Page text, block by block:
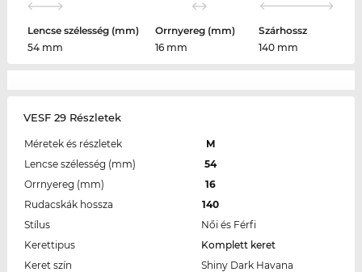
Lencse szélesség (mm)
54 mm
Orrnyereg (mm)
16 mm
Szárhossz
140 mm
VESF 29 Részletek
Méretek és részletek
M
Lencse szélesség (mm)
54
Orrnyereg (mm)
16
Rudacskák hossza
140
Stílus
Női és Férfi
Kerettipus
Komplett keret
Keret szín
Shiny Dark Havana